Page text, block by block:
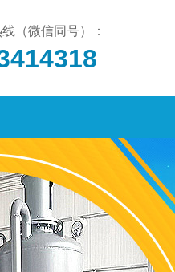
（微信同号）：